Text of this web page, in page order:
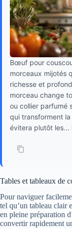
Bœuf pour
morceaux mijotés
richesse et
morceau change
ou collier parfumé
qui transforment
évitera plutôt les...
Tables et tableaux de
Pour naviguer
tel qu’un tableau clair
en pleine préparation
convertir rapidement